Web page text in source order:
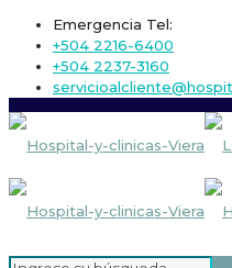
Emergencia Tel:
+504 2216-6400
+504 2237-3160